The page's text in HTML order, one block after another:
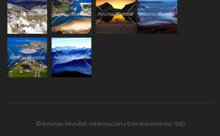
© Asturias Mundial · Información y Entretenimiento · SSD